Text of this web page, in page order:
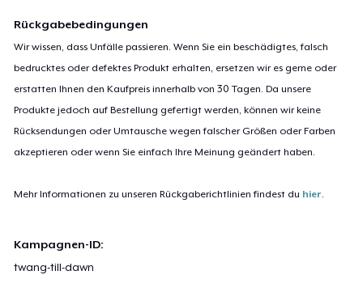
Rückgabebedingungen
Wir wissen, dass Unfälle passieren. Wenn Sie ein beschädigtes, falsch
bedrucktes oder defektes Produkt erhalten, ersetzen wir es gerne oder
erstatten Ihnen den Kaufpreis innerhalb von 30 Tagen. Da unsere
Produkte jedoch auf Bestellung gefertigt werden, können wir keine
Rücksendungen oder Umtausche wegen falscher Größen oder Farben
akzeptieren oder wenn Sie einfach Ihre Meinung geändert haben.
Mehr Informationen zu unseren Rückgaberichtlinien findest du hier
Kampagnen-ID:
twang-till-dawn